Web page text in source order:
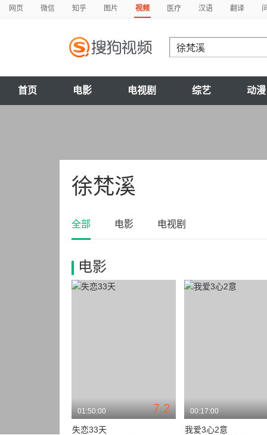
网页 微信 知乎 图片 视频 医疗 汉语 翻译
首页 电影 电视剧 综艺 动漫
徐梵溪
全部 电影 电视剧
电影
7.2
01:50:00
失恋33天
00:17:00
我爱3心2意